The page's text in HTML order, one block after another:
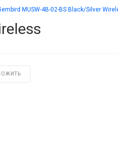
MUSW-4B-02-BS Black/Silver